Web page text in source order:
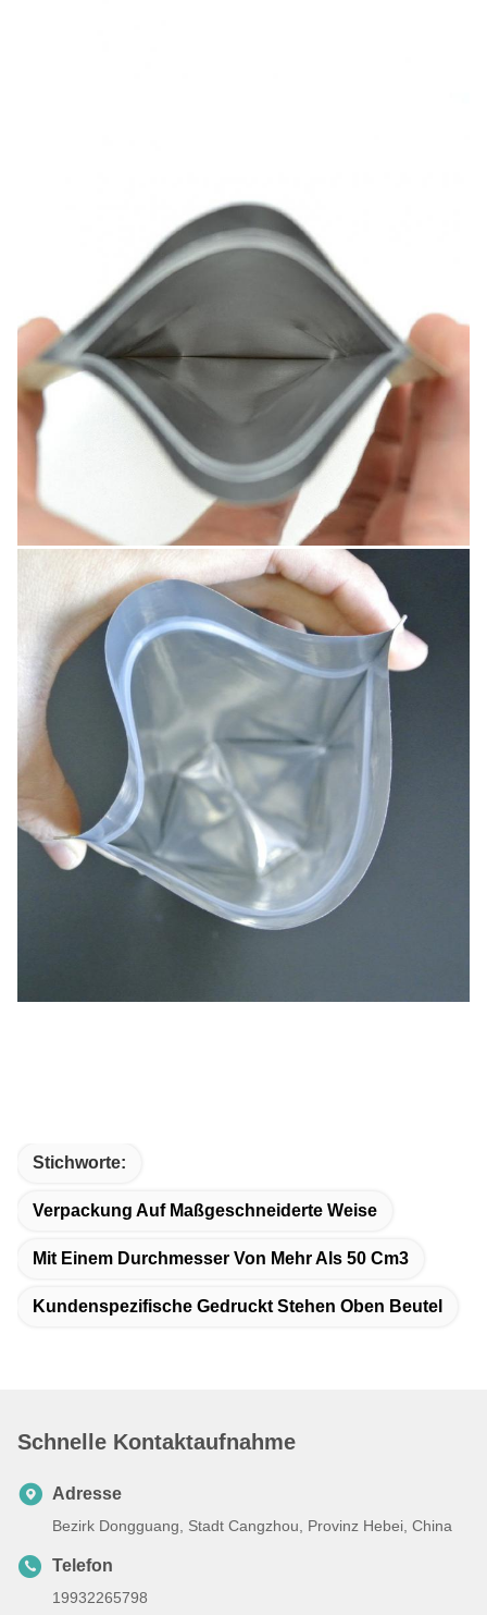
Stichworte:
Verpackung Auf Maßgeschneiderte Weise
Mit Einem Durchmesser Von Mehr Als 50 Cm3
Kundenspezifische Gedruckt Stehen Oben Beutel
Schnelle Kontaktaufnahme
Adresse
Bezirk Dongguang, Stadt Cangzhou, Provinz Hebei, China
Telefon
19932265798